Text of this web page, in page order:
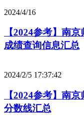
2024/4/16
【2024参考】南
成绩查询信息汇总
2024/2/5 17:37:42
【2024参考】南
分数线汇总